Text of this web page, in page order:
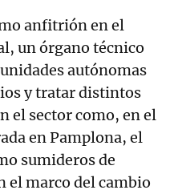
anfitrión en el
un órgano técnico
autónomas
y tratar distintos
el sector como, en el
en Pamplona, el
sumideros de
el marco del cambio